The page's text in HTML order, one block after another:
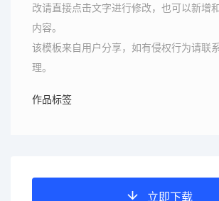
改请直接点击文字进行修改，也可以新增
内容。
该模板来自用户分享，如有侵权行为请联
理。
作品标签
立即下载